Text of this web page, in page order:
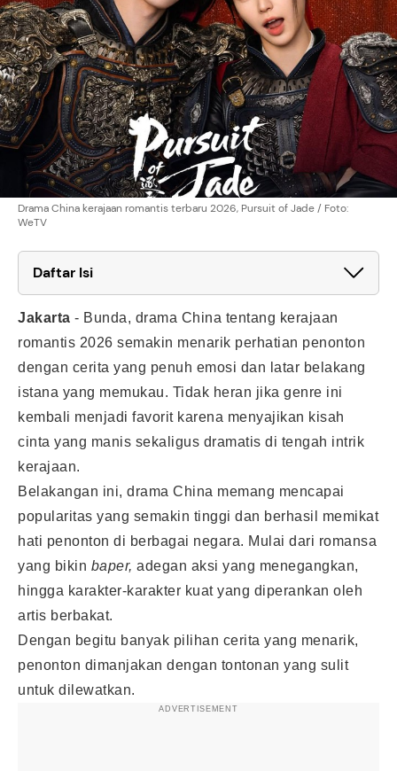
Drama China kerajaan romantis terbaru 2026, Pursuit of Jade / Foto:
WeTV
Daftar Isi
Jakarta - Bunda, drama China tentang kerajaan
romantis 2026 semakin menarik perhatian penonton
dengan cerita yang penuh emosi dan latar belakang
istana yang memukau. Tidak heran jika genre ini
kembali menjadi favorit karena menyajikan kisah
cinta yang manis sekaligus dramatis di tengah intrik
kerajaan.
Belakangan ini, drama China memang mencapai
popularitas yang semakin tinggi dan berhasil memikat
hati penonton di berbagai negara. Mulai dari romansa
yang bikin baper, adegan aksi yang menegangkan,
hingga karakter-karakter kuat yang diperankan oleh
artis berbakat.
Dengan begitu banyak pilihan cerita yang menarik,
penonton dimanjakan dengan tontonan yang sulit
untuk dilewatkan.
ADVERTISEMENT